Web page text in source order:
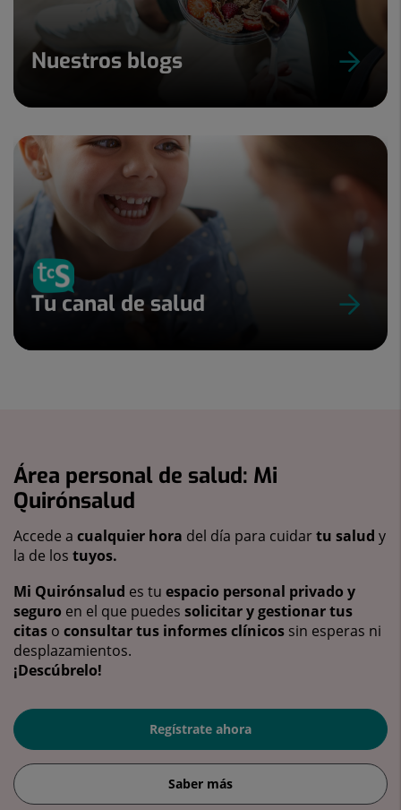
Nuestros blogs
Tu canal de salud
Área personal de salud: Mi
Quirónsalud
Accede a cualquier hora del día para cuidartu salud y
la de los tuyos.
Mi Quirónsalud es tu espacio personal privado y
seguro en el que puedes solicitar y gestionar tus
citas o consultar tus informes clínicos sin esperas ni
desplazamientos.
¡Descúbrelo!
Regístrate ahora
Saber más